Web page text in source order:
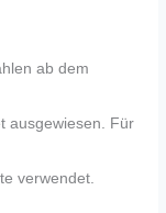
ab dem
ausgewiesen. Für
verwendet.